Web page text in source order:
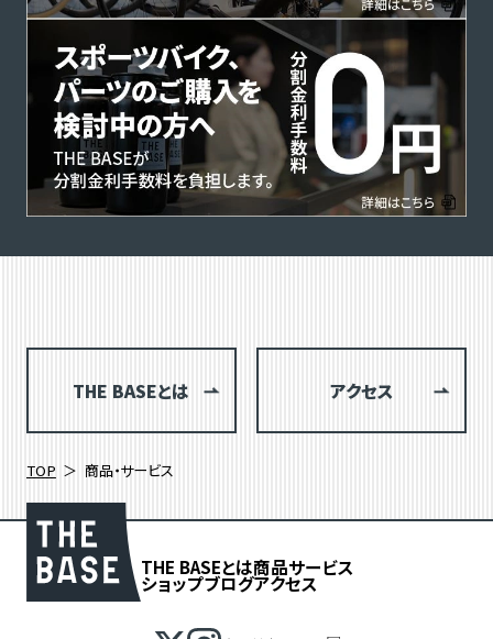
THE BASEとは アクセス
TOP 商品・サービス
THE BASEとは商品サービス
ショップブログアクセス